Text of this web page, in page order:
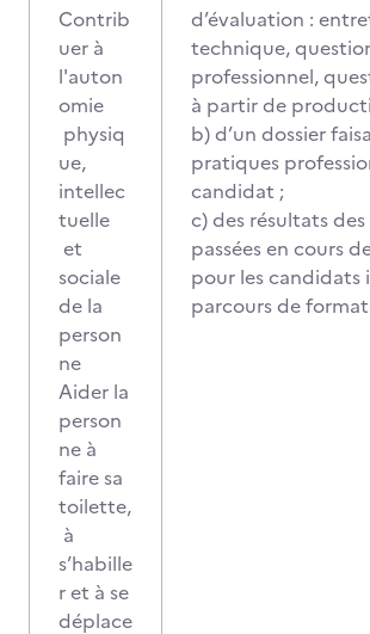
Contrib
uer à
l'auton
omie
physiq
ue,
intellec
tuelle
et
sociale
de la
person
ne
Aider la
person
ne à
faire sa
toilette,
à
s’habille
r et à se
déplace
d’évaluation :
technique,
professionnel,
à partir de
b) d’un dossier
pratiques
candidat ;
c) des résultats
passées en cours
pour les candidats
parcours de